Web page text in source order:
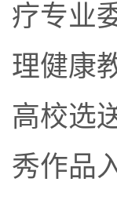
疗专业
理健康
高校选
秀作品